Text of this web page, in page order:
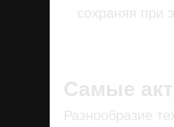
сохраняя при
Самые
Разнообразие